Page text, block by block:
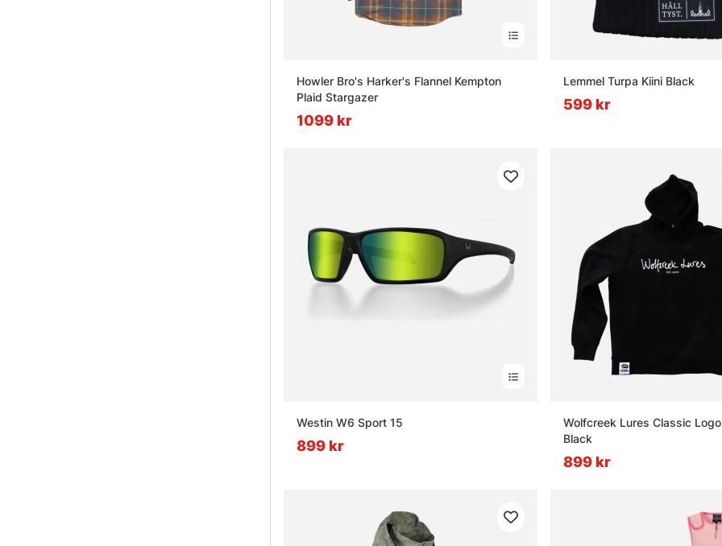
Howler Bro's Harker's Flannel Kempton
Plaid Stargazer
1099 kr
Lemmel Turpa Kiini Black
599 kr
Westin W6 Sport 15
899 kr
Wolfcreek Lures Classic
Black
899 kr